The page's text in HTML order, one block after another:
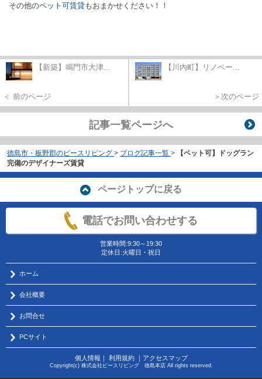
その他のペット可賃貸もおまかせください！！
【新築】鳴門市大津...
＜ 前のページ
【川内町】リノベー...
＞次のページ
記事一覧ページへ
徳島市・板野郡のピースリビング > ブログ記事一覧 >
【ペット可】ドッグラン
完備のデザイナーズ賃貸
ページトップに戻る
電話でお問い合わせする
営業時間:9:30～19:30
定休日:火曜日・祝日
ホーム
会社概要
お問合せ
PCサイト
個人情報 ｜ 利用規約｜ アクセスマップ
Copyright(c) 株式会社ピースリビング 徳島本店 All rights reserved.